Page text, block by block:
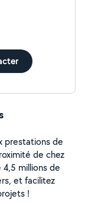
prestations de
de chez
millions de
et facilitez
!